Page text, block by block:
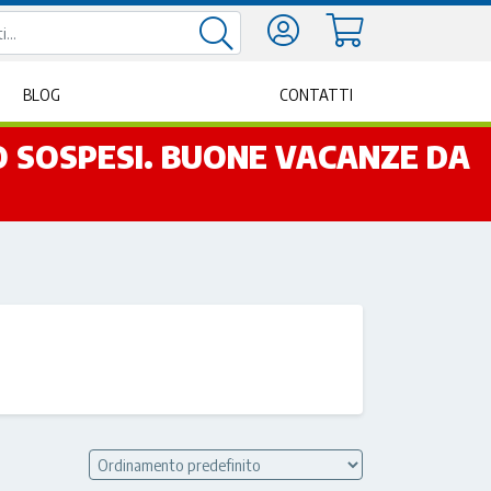
BLOG CONTATTI
BUONE VACANZE DA